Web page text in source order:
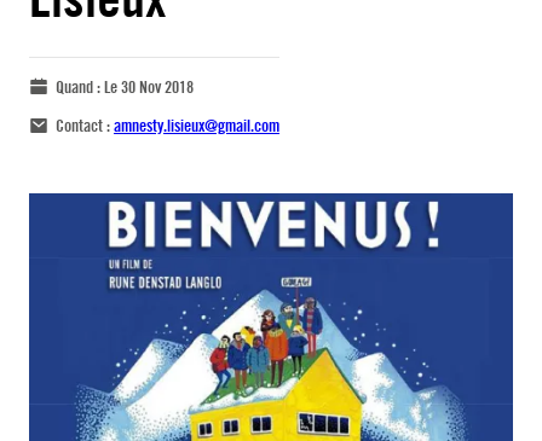
Quand :Le 30 Nov 2018
Contact :amnesty.lisieux@gmail.com